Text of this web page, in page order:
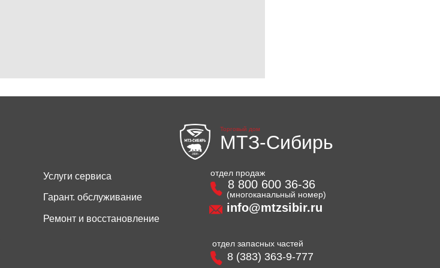
Торговый дом
МТЗ-Сибирь
Ремонт и восстановление
Гарант. обслуживание
Услуги сервиса
отдел запасных частей
info@mtzsibir.ru
отдел продаж
(многоканальный номер)
8 800 600 36-36
8 (383) 363-9-777